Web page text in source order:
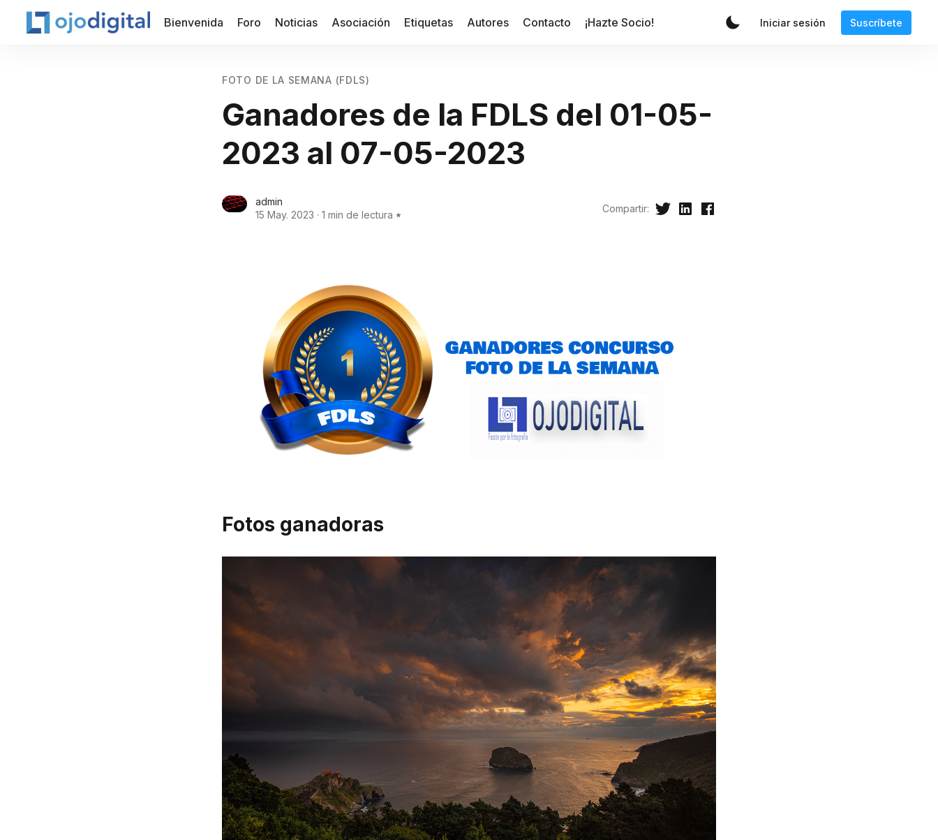
Bienvenida Foro Noticias Asociación Etiquetas Autores Contacto ¡Hazte Socio! Iniciar sesión Suscríbete
FOTO DE LA SEMANA (FDLS)
Ganadores de la FDLS del 01-05-
2023 al 07-05-2023
admin
15 May. 2023 · 1 min de lectura
Compartir:
Fotos ganadoras